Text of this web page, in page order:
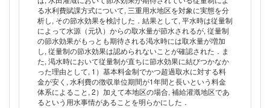
る水利費賦課方式について, 三重用水地区を対象に実態を分
析し, その節水効果を検討した．結果として, 平水時は従量制
によって水源（元圦）からの取水量が節水されるが, 従量制
の節水効果がもっとも期待される渇水時には取水量が増加
し, 従量制の節水効果は認められないことが確認された．ま
た, 渇水時において従量制が直ちに節水効果に結びつかなか
った理由として, 1）基本料金制でかつ超過取水に対する料
金が安く, 水利費の徴収単位期間が1年間と長いという料金
体系によること, 2）加えて本地区の場合, 補給灌漑地区であ
るという用水事情があることを明らかにした．